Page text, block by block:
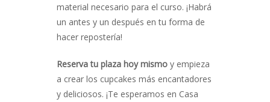
material necesario para el curso. ¡Habrá
un antes y un después en tu forma de
hacer repostería!
Reserva tu plaza hoy mismo y empieza
a crear los cupcakes más encantadores
y deliciosos. ¡Te esperamos en Casa